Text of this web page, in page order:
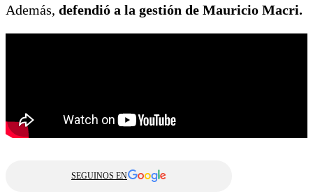
Además, defendió a la gestión de Mauricio Macri.
SEGUINOS EN